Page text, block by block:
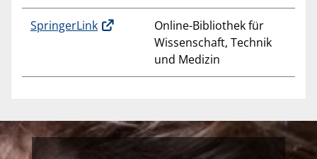
SpringerLink
Online-Bibliothek für
Wissenschaft, Technik
und Medizin